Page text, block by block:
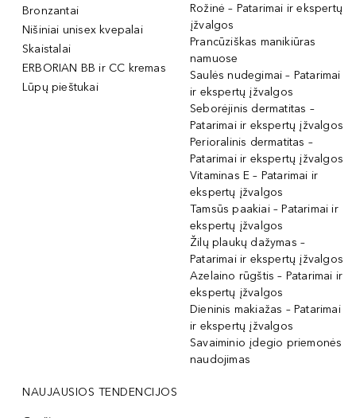
Bronzantai
Nišiniai unisex kvepalai
Skaistalai
ERBORIAN BB ir CC kremas
Lūpų pieštukai
Rožinė – Patarimai ir ekspertų
įžvalgos
Prancūziškas manikiūras
namuose
Saulės nudegimai – Patarimai
ir ekspertų įžvalgos
Seborėjinis dermatitas –
Patarimai ir ekspertų įžvalgos
Perioralinis dermatitas –
Patarimai ir ekspertų įžvalgos
Vitaminas E – Patarimai ir
ekspertų įžvalgos
Tamsūs paakiai – Patarimai ir
ekspertų įžvalgos
Žilų plaukų dažymas –
Patarimai ir ekspertų įžvalgos
Azelaino rūgštis – Patarimai ir
ekspertų įžvalgos
Dieninis makiažas – Patarimai
ir ekspertų įžvalgos
Savaiminio įdegio priemonės
naudojimas
NAUJAUSIOS TENDENCIJOS